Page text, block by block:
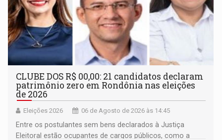
CLUBE DOS R$ 00,00: 21 candidatos declaram
patrimônio zero em Rondônia nas eleições
de 2026
Eleições 2026 06 de Agosto de 2026 às 14:45
Entre os postulantes sem bens declarados à Justiça
Eleitoral estão ocupantes de cargos públicos, como a